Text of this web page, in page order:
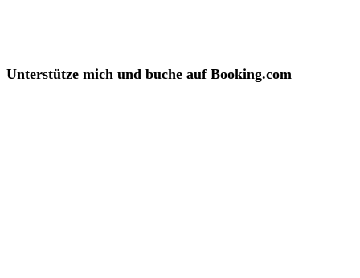
Unterstütze mich und buche auf Booking.com